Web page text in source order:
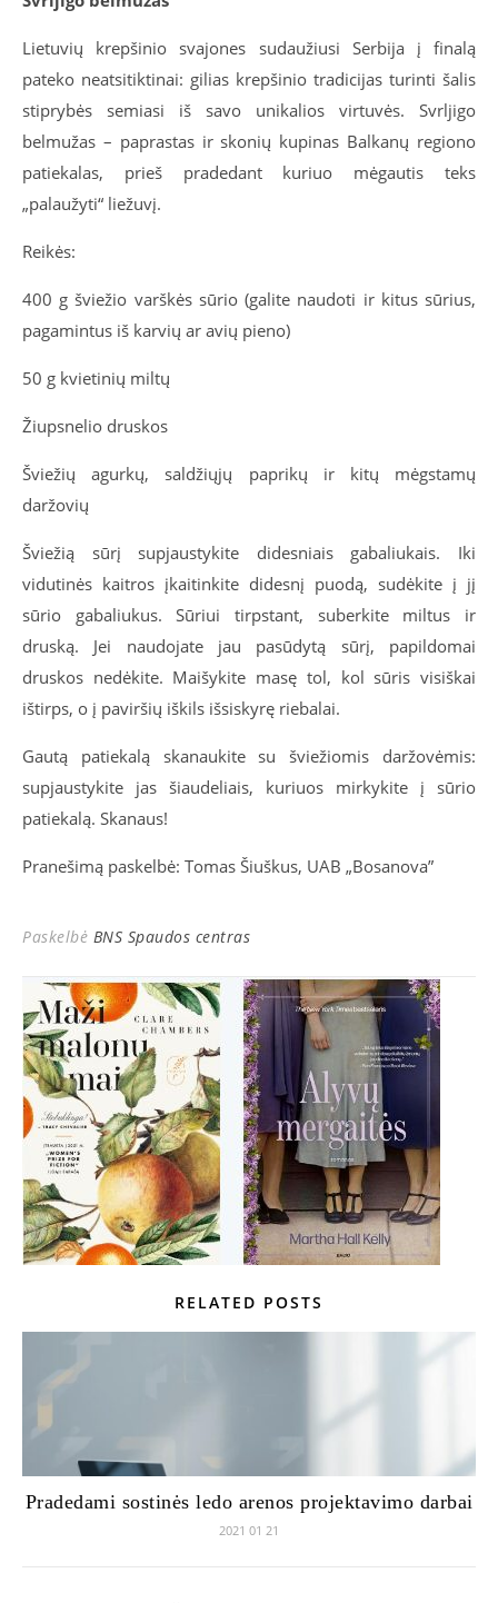
Lietuvių krepšinio svajones sudaužiusi Serbija į finalą
pateko neatsitiktinai: gilias krepšinio tradicijas turinti šalis
stiprybės semiasi iš savo unikalios virtuvės. Svrljigo
belmužas – paprastas ir skonių kupinas Balkanų regiono
patiekalas, prieš pradedant kuriuo mėgautis teks
„palaužyti“ liežuvį.
Reikės:
400 g šviežio varškės sūrio (galite naudoti ir kitus sūrius,
pagamintus iš karvių ar avių pieno)
50 g kvietinių miltų
Žiupsnelio druskos
Šviežių agurkų, saldžiųjų paprikų ir kitų mėgstamų
daržovių
Šviežią sūrį supjaustykite didesniais gabaliukais. Iki
vidutinės kaitros įkaitinkite didesnį puodą, sudėkite į jį
sūrio gabaliukus. Sūriui tirpstant, suberkite miltus ir
druską. Jei naudojate jau pasūdytą sūrį, papildomai
druskos nedėkite. Maišykite masę tol, kol sūris visiškai
ištirps, o į paviršių iškils išsiskyrę riebalai.
Gautą patiekalą skanaukite su šviežiomis daržovėmis:
supjaustykite jas šiaudeliais, kuriuos mirkykite į sūrio
patiekalą. Skanaus!
Pranešimą paskelbė: Tomas Šiuškus, UAB „Bosanova”
Paskelbė BNS Spaudos centras
RELATED POSTS
Pradedami sostinės ledo arenos projektavimo darbai
2021 01 21